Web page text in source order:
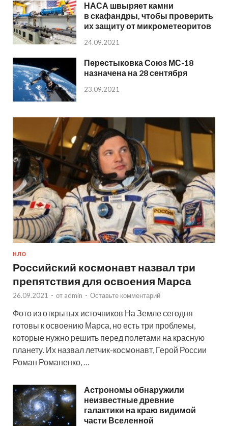
НАСА швыряет камни
в скафандры, чтобы проверить
их защиту от микрометеоритов
24.09.2021
Перестыковка Союз МС-18
назначена на 28 сентября
23.09.2021
НЛО
Российский космонавт назвал три
препятствия для освоения Марса
26.09.2021 - от admin - Оставьте комментарий
Фото из открытых источников На Земле сегодня
готовы к освоению Марса, но есть три проблемы,
которые нужно решить перед полетами на красную
планету. Их назвал летчик-космонавт, Герой России
Роман Романенко, …
Астрономы обнаружили
неизвестные древние
галактики на краю видимой
части Вселенной